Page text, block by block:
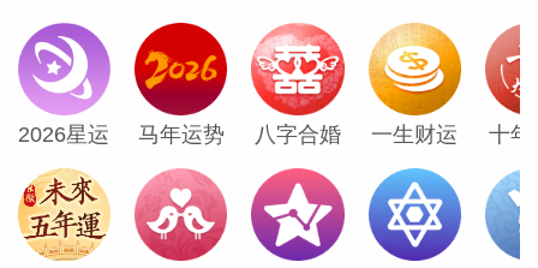
群星从摩羯座一起转移到水瓶座，为2月中
旬的重大事业利好奠定基础。2月26日之后
水星才会逆行，因此你确实有足够的时间准
备，让自己扬名立万——2月是事业月，是
全年提升事业声望和职业口碑最重要的一个
月。
2026星运 马年运势 八字合婚 一生财运 十年